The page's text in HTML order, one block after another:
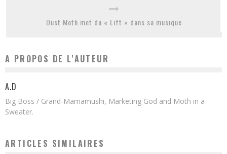
Dust Moth met du « Lift » dans sa musique
A PROPOS DE L'AUTEUR
A.D
Big Boss / Grand-Mamamushi, Marketing God and Moth in a
Sweater.
ARTICLES SIMILAIRES